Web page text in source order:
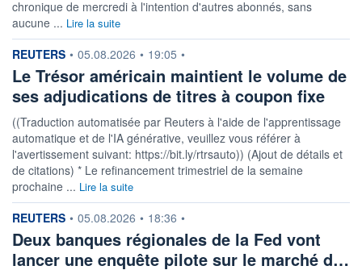
chronique de mercredi à l'intention d'autres abonnés, sans
aucune ... Lire la suite
information fournie par
REUTERS • 05.08.2026 • 19:05 •
Le Trésor américain maintient le volume de
ses adjudications de titres à coupon fixe
((Traduction automatisée par Reuters à l'aide de l'apprentissage
automatique et de l'IA générative, veuillez vous référer à
l'avertissement suivant: https://bit.ly/rtrsauto)) (Ajout de détails et
de citations) * Le refinancement trimestriel de la semaine
prochaine ... Lire la suite
information fournie par
REUTERS • 05.08.2026 • 18:36 •
Deux banques régionales de la Fed vont
lancer une enquête pilote sur le marché d…